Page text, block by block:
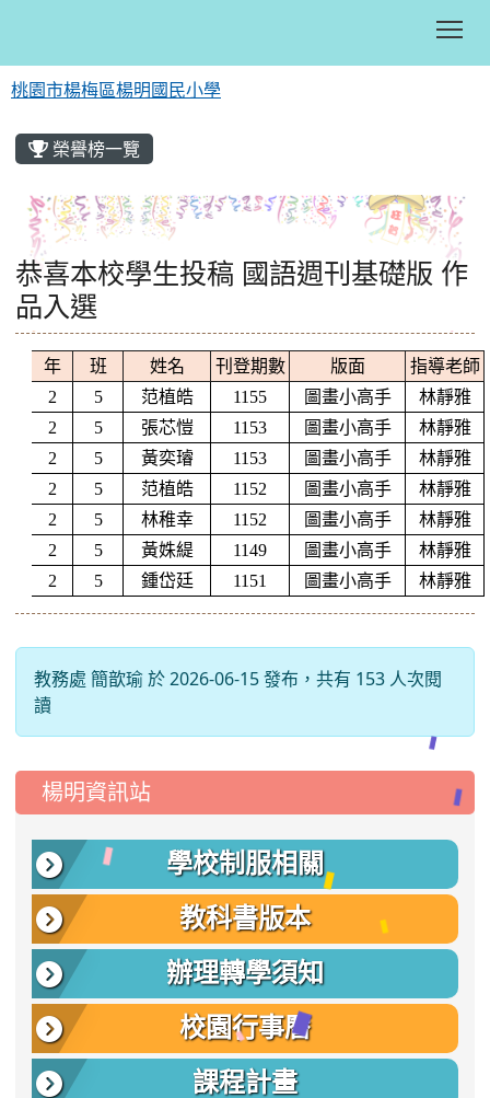
桃園市楊梅區楊明國民小學
榮譽榜一覽
恭喜本校學生投稿 國語週刊基礎版 作
品入選
年 班 姓名 刊登期數 版面
指導老師
2
5 范植皓 1155 圖畫小高手
林靜雅
2
5 張芯愷 1153 圖畫小高手
林靜雅
2
5 黃奕璿 1153 圖畫小高手
林靜雅
2
5 范植皓 1152 圖畫小高手
林靜雅
2
5 林稚幸 1152 圖畫小高手
林靜雅
2
5 黃姝緹 1149 圖畫小高手
林靜雅
2
5 鍾岱廷 1151 圖畫小高手 林靜雅
教務處 簡歆瑜 於 2026-06-15 發布，共有 153 人次閱
讀
::: 楊明資訊站
學校制服相關
教科書版本
辦理轉學須知
校園行事曆
課程計畫